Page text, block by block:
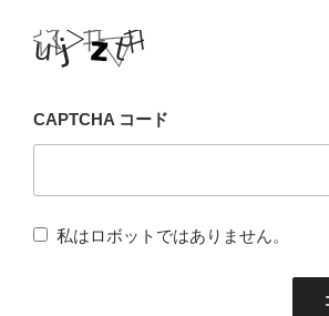
CAPTCHA コード
私はロボットではありません。